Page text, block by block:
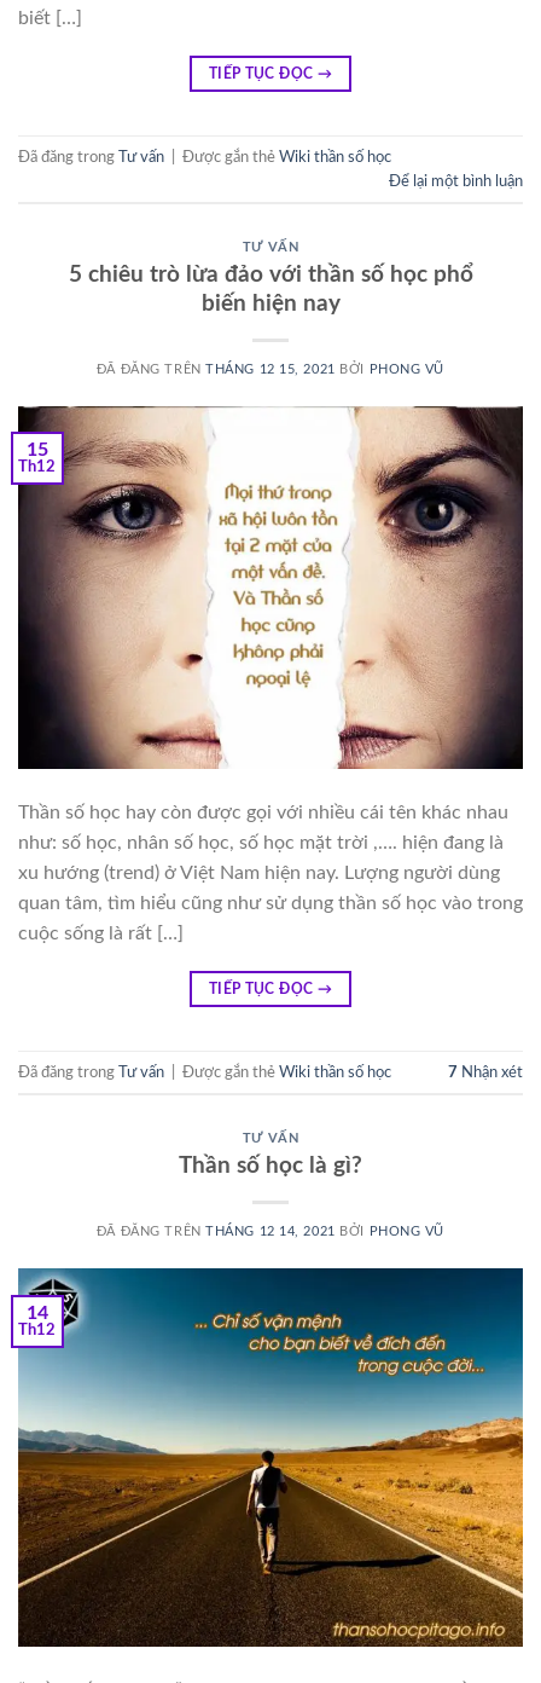
biết […]
TIẾP TỤC ĐỌC →
Đã đăng trong Tư vấn Được gắn thẻ Wiki thần số học
Để lại một bình luận
TƯ VẤN
5 chiêu trò lừa đảo với thần số học phổ
biến hiện nay
ĐÃ ĐĂNG TRÊNTHÁNG 12 15, 2021 BỞI PHONG VŨ
15
Th12
Thần số học hay còn được gọi với nhiều cái tên khác nhau
như: số học, nhân số học, số học mặt trời ,…. hiện đang là
xu hướng (trend) ở Việt Nam hiện nay. Lượng người dùng
quan tâm, tìm hiểu cũng như sử dụng thần số học vào trong
cuộc sống là rất […]
TIẾP TỤC ĐỌC →
Đã đăng trong Tư vấn Được gắn thẻ Wiki thần số học 7 Nhận xét
TƯ VẤN
Thần số học là gì?
ĐÃ ĐĂNG TRÊNTHÁNG 12 14, 2021 BỞI PHONG VŨ
14
Th12